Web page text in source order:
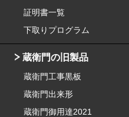
証明書一覧
下取りプログラム
蔵衛門の旧製品
蔵衛門工事黒板
蔵衛門出来形
蔵衛門御用達2021